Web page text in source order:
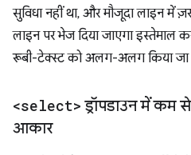
सुविधा नहीं था, और मौजूदा लाइन में
लाइन पर भेज दिया जाएगा
रूबी-टेक्स्ट को अलग-अलग किया जा
<select> ड्रॉपडाउन में कम
आकार